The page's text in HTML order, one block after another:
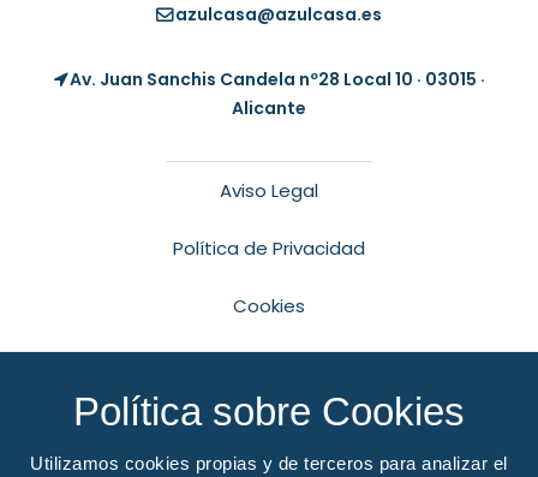
Política sobre Cookies
Utilizamos cookies propias y de terceros para analizar el
azulcasa@azulcasa.es
Av. Juan Sanchis Candela nº28 Local 10 · 03015 ·
Alicante
Aviso Legal
Política de Privacidad
Cookies